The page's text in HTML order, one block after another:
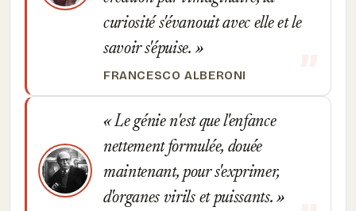
curiosité s'évanouit avec elle et le
savoir s'épuise.
FRANCESCO ALBERONI
Le génie n'est que l'enfance
nettement formulée, douée
maintenant, pour s'exprimer,
d'organes virils et puissants.